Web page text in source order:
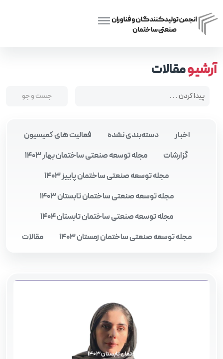
آرشیومقالات
اخبار دسته‌بندی نشده
فعالیت های کمیسیون
گزارشات
مجله توسعه صنعتی ساختمان بهار 1403
مجله توسعه صنعتی ساختمان پاییز 1403
مجله توسعه صنعتی ساختمان تابستان 1403
مجله توسعه صنعتی ساختمان تابستان 1404
مجله توسعه صنعتی ساختمان زمستان 1403
مقالات
مجله توسعه صنعتی ساختمان تابستان 1403